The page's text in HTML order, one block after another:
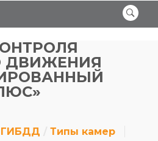
ДВИЖЕНИЯ
ГИБДД
Типы камер